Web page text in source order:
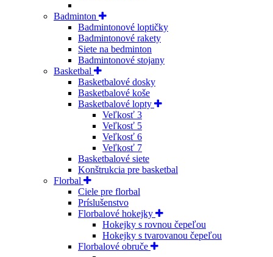
Badminton
Badmintonové loptičky
Badmintonové rakety
Siete na bedminton
Badmintonové stojany
Basketbal
Basketbalové dosky
Basketbalové koše
Basketbalové lopty
Veľkosť 3
Veľkosť 5
Veľkosť 6
Veľkosť 7
Basketbalové siete
Konštrukcia pre basketbal
Florbal
Ciele pre florbal
Príslušenstvo
Florbalové hokejky
Hokejky s rovnou čepeľou
Hokejky s tvarovanou čepeľou
Florbalové obruče